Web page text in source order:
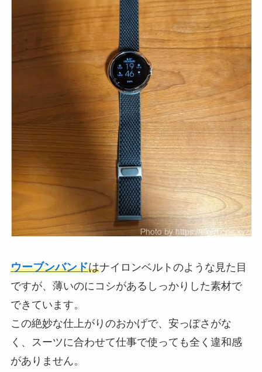
ウーブンバンドはナイロンベルトのような見た目
ですが、薄いのにコシがあるしっかりした素材で
できています。
この絶妙な仕上がりのおかげで、安っぽさがな
く、スーツに合わせて仕事で使っても全く違和感
がありません。